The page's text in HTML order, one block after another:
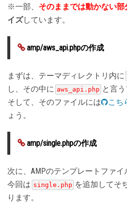
※一部、 そのままでは動かない部
イズしています。
amp/aws_api.phpの作成
まずは、テーマディレクトリ内に
し、その中に aws_api.php と言
そして、そのファイルには
こち
ょう。
amp/single.phpの作成
次に、AMPのテンプレートファイ
今回は single.php を追加してそ
ります。